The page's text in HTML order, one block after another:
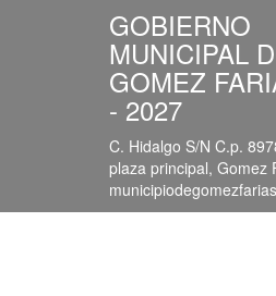
GOBIERNO
MUNICIPAL
GOMEZ
- 2027
C. Hidalgo S/N C.p.
plaza principal, Gomez